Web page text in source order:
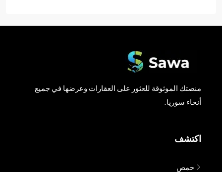
منصتك الموثوقة للعثور على العقارات وعرضها في جميع
أنحاء سوريا.
اكتشف
حمص